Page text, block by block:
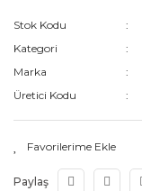
Stok Kodu
Kategori
Marka
Üretici Kodu
Paylaş